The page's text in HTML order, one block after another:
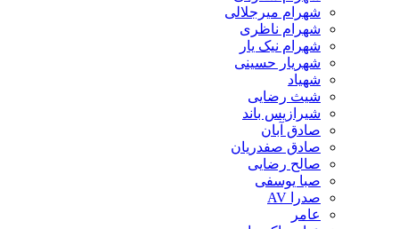
شهرام میرجلالی
شهرام ناظری
شهرام نیک یار
شهریار حسینی
شهیاد
شیث رضایی
شیرازیس باند
صادق آبان
صادق صفدریان
صالح رضایی
صبا یوسفی
صدرا AV
عامر